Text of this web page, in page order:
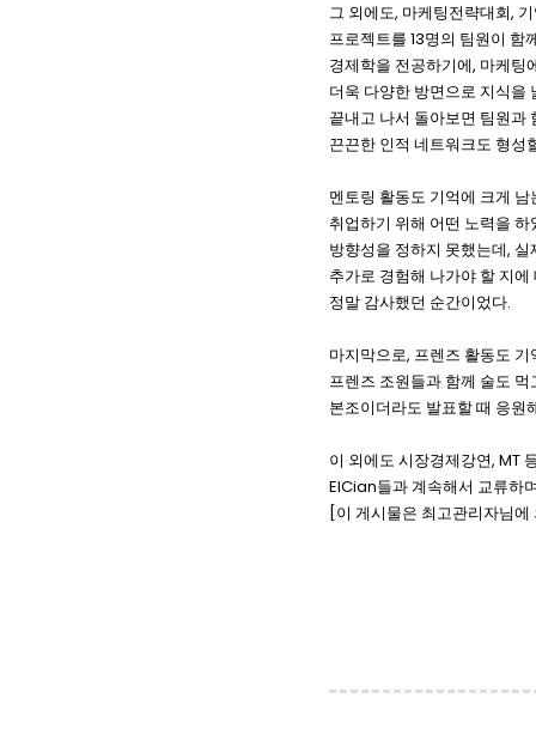
그 외에도, 마케팅전략대회,
프로젝트를 13명의 팀원이 함
경제학을 전공하기에, 마케팅
더욱 다양한 방면으로 지식을
끝내고 나서 돌아보면 팀원과
끈끈한 인적 네트워크도 형성
멘토링 활동도 기억에 크게 남
취업하기 위해 어떤 노력을 하
방향성을 정하지 못했는데, 실
추가로 경험해 나가야 할 지
정말 감사했던 순간이었다.
마지막으로, 프렌즈 활동도 기
프렌즈 조원들과 함께 술도 먹
본조이더라도 발표할 때 응원
이 외에도 시장경제강연, MT
EICian들과 계속해서 교류하
[이 게시물은 최고관리자님